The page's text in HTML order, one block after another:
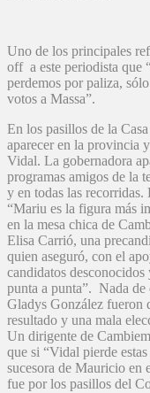
Uno de los principales
off a este periodista que
perdemos por paliza,
votos a Massa”.
En los pasillos de la
aparecer en la provincia
Vidal. La gobernadora
programas amigos de la
y en todas las
“Mariu es la figura más
en la mesa chica de
Elisa Carrió, una
quien aseguró, con el
candidatos desconocidos
punta a punta”. Nada
Gladys González fueron
resultado y una mala
Un dirigente de
que si “Vidal pierde
sucesora de Mauricio
fue por los pasillos del